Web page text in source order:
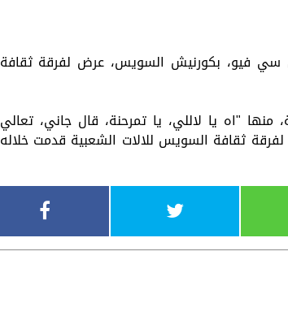
فيو، بكورنيش السويس، عرض لفرقة ثقافة
منها "اه يا لاللي، يا تمرحنة، قال جاني، تعالي
ثقافة السويس للالات الشعبية قدمت خلاله